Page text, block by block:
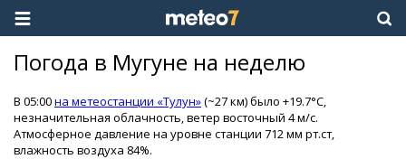
Погода в Мугуне на неделю
В 05:00на метеостанции «Тулун»(~27 км) было +19.7°C,
незначительная облачность, ветер восточный 4 м/с.
Атмосферное давление на уровне станции 712 мм рт.ст,
влажность воздуха 84%.